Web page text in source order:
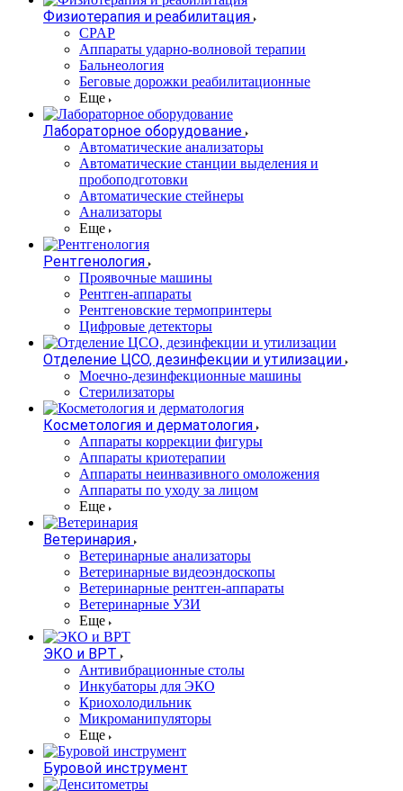
Физиотерапия и реабилитация
CPAP
Аппараты ударно-волновой терапии
Бальнеология
Беговые дорожки реабилитационные
Еще
Лабораторное оборудование
Автоматические анализаторы
Автоматические станции выделения и
пробоподготовки
Автоматические стейнеры
Анализаторы
Еще
Рентгенология
Проявочные машины
Рентген-аппараты
Рентгеновские термопринтеры
Цифровые детекторы
Отделение ЦСО, дезинфекции и утилизации
Моечно-дезинфекционные машины
Стерилизаторы
Косметология и дерматология
Аппараты коррекции фигуры
Аппараты криотерапии
Аппараты неинвазивного омоложения
Аппараты по уходу за лицом
Еще
Ветеринария
Ветеринарные анализаторы
Ветеринарные видеоэндоскопы
Ветеринарные рентген-аппараты
Ветеринарные УЗИ
Еще
ЭКО и ВРТ
Антивибрационные столы
Инкубаторы для ЭКО
Криохолодильник
Микроманипуляторы
Еще
Буровой инструмент